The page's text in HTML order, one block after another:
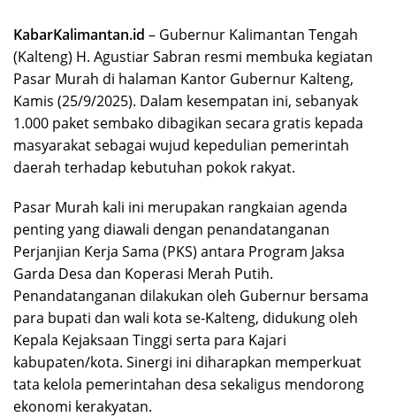
KabarKalimantan.id – Gubernur Kalimantan Tengah
(Kalteng) H. Agustiar Sabran resmi membuka kegiatan
Pasar Murah di halaman Kantor Gubernur Kalteng,
Kamis (25/9/2025). Dalam kesempatan ini, sebanyak
1.000 paket sembako dibagikan secara gratis kepada
masyarakat sebagai wujud kepedulian pemerintah
daerah terhadap kebutuhan pokok rakyat.
Pasar Murah kali ini merupakan rangkaian agenda
penting yang diawali dengan penandatanganan
Perjanjian Kerja Sama (PKS) antara Program Jaksa
Garda Desa dan Koperasi Merah Putih.
Penandatanganan dilakukan oleh Gubernur bersama
para bupati dan wali kota se-Kalteng, didukung oleh
Kepala Kejaksaan Tinggi serta para Kajari
kabupaten/kota. Sinergi ini diharapkan memperkuat
tata kelola pemerintahan desa sekaligus mendorong
ekonomi kerakyatan.